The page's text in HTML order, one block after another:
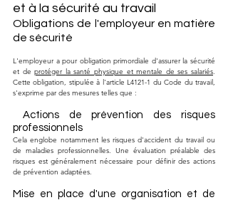
et à la sécurité au travail
Obligations de l'employeur en matière
de sécurité
L'employeur a pour obligation primordiale d'assurer la sécurité
et de protéger la santé physique et mentale de ses salariés.
Cette obligation, stipulée à l'article L4121-1 du Code du travail,
s'exprime par des mesures telles que :
professionnels
Cela englobe notamment les risques d'accident du travail ou
de maladies professionnelles. Une évaluation préalable des
risques est généralement nécessaire pour définir des actions
de prévention adaptées.
Mise en place d'une organisation et de